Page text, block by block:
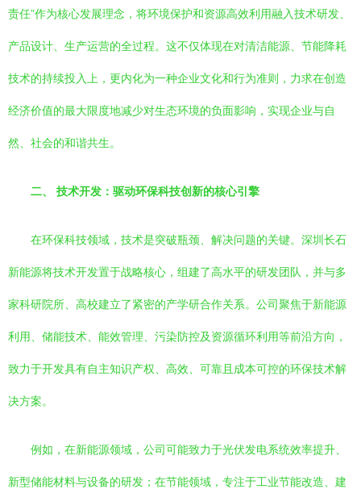
责任”作为核心发展理念，将环境保护和资源高效利用融入技术研发、
产品设计、生产运营的全过程。这不仅体现在对清洁能源、节能降耗
技术的持续投入上，更内化为一种企业文化和行为准则，力求在创造
经济价值的最大限度地减少对生态环境的负面影响，实现企业与自
然、社会的和谐共生。
二、 技术开发：驱动环保科技创新的核心引擎
在环保科技领域，技术是突破瓶颈、解决问题的关键。深圳长石
新能源将技术开发置于战略核心，组建了高水平的研发团队，并与多
家科研院所、高校建立了紧密的产学研合作关系。公司聚焦于新能源
利用、储能技术、能效管理、污染防控及资源循环利用等前沿方向，
致力于开发具有自主知识产权、高效、可靠且成本可控的环保技术解
决方案。
例如，在新能源领域，公司可能致力于光伏发电系统效率提升、
新型储能材料与设备的研发；在节能领域，专注于工业节能改造、建